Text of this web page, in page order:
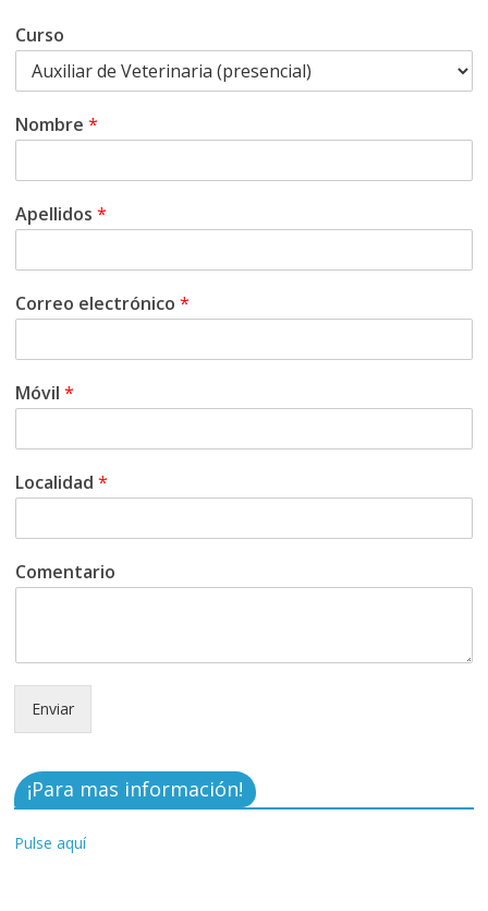
Curso
Nombre*
Apellidos*
Correo electrónico*
Móvil*
Localidad*
Comentario
Enviar
¡Para mas información!
Pulse aquí